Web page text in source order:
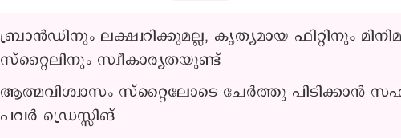
ബ്രാൻഡിനും ലക്ഷ്വറിക്കുമല്ല, കൃത്യമായ ഫിറ്റിനും
സ്റ്റൈലിനും സ്വീകാര്യതയുണ്ട്
ആത്മവിശ്വാസം സ്റ്റൈലോടെ ചേർത്തു പിടിക്കാൻ
പവർ ഡ്രെസ്സിങ്